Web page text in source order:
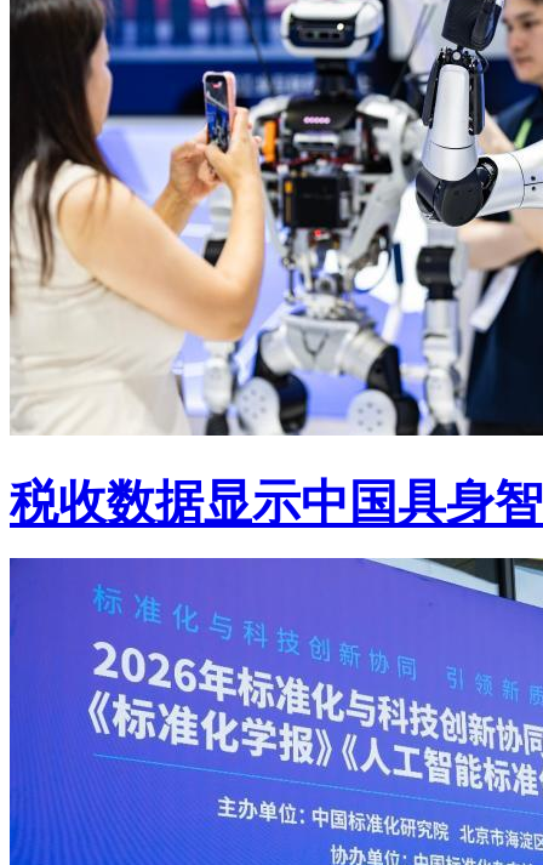
税收数据显示中国具身